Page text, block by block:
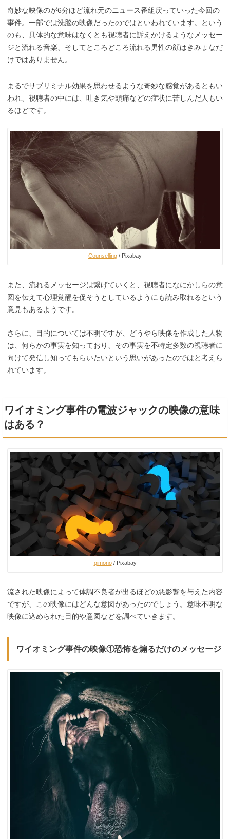
奇妙な映像のが6分ほど流れ元のニュース番組戻っていった今回の
事件。一部では洗脳の映像だったのではといわれています。という
のも、具体的な意味はなくとも視聴者に訴えかけるようなメッセー
ジと流れる音楽、そしてところどころ流れる男性の顔はきみょなだ
けではありません。
まるでサブリミナル効果を思わせるような奇妙な感覚があるともい
われ、視聴者の中には、吐き気や頭痛などの症状に苦しんだ人もい
るほどです。
Counselling / Pixabay
また、流れるメッセージは繋げていくと、視聴者になにかしらの意
図を伝えて心理覚醒を促そうとしているようにも読み取れるという
意見もあるようです。
さらに、目的については不明ですが、どうやら映像を作成した人物
は、何らかの事実を知っており、その事実を不特定多数の視聴者に
向けて発信し知ってもらいたいという思いがあったのではと考えら
れています。
ワイオミング事件の電波ジャックの映像の意味
はある？
qimono/ Pixabay
流された映像によって体調不良者が出るほどの悪影響を与えた内容
ですが、この映像にはどんな意図があったのでしょう。意味不明な
映像に込められた目的や意図などを調べていきます。
ワイオミング事件の映像①恐怖を煽るだけのメッセージ